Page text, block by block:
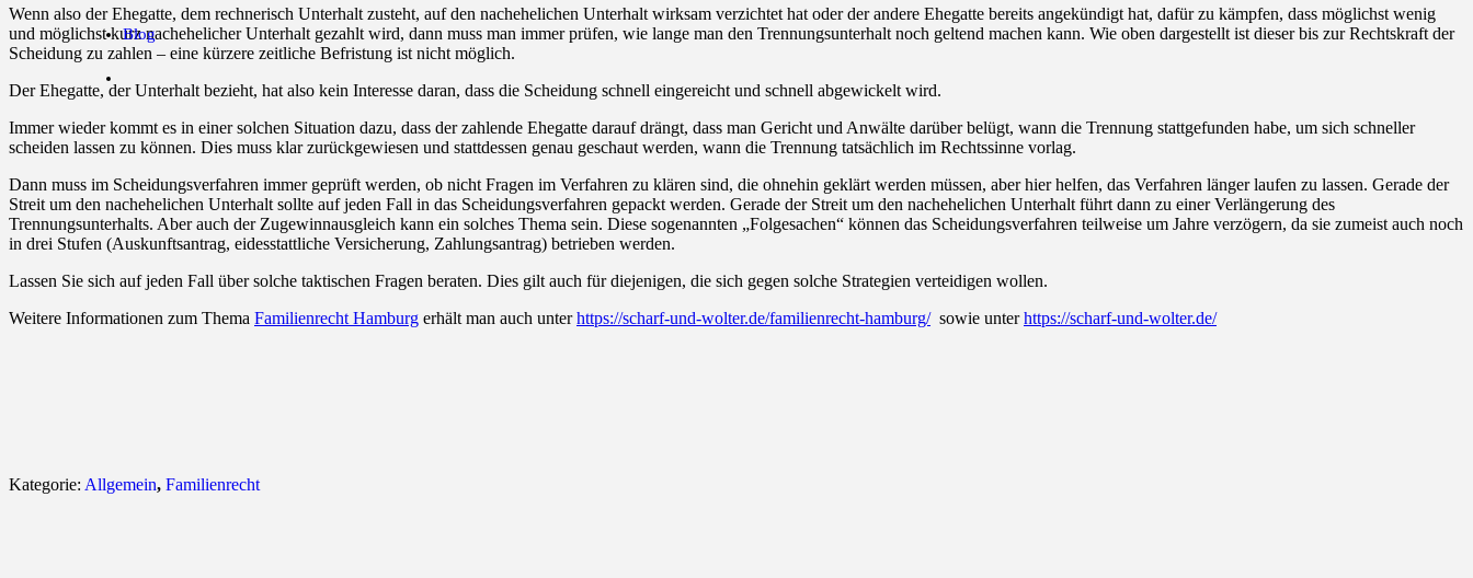
Blog
Wenn also der Ehegatte, dem rechnerisch Unterhalt zusteht, auf den nachehelichen Unterhalt wirksam verzichtet hat oder der andere Ehegatte bereits angekündigt hat, dafür zu kämpfen, dass möglichst wenig
und möglichst kurz nachehelicher Unterhalt gezahlt wird, dann muss man immer prüfen, wie lange man den Trennungsunterhalt noch geltend machen kann. Wie oben dargestellt ist dieser bis zur Rechtskraft der
Scheidung zu zahlen – eine kürzere zeitliche Befristung ist nicht möglich.
Der Ehegatte, der Unterhalt bezieht, hat also kein Interesse daran, dass die Scheidung schnell eingereicht und schnell abgewickelt wird.
Immer wieder kommt es in einer solchen Situation dazu, dass der zahlende Ehegatte darauf drängt, dass man Gericht und Anwälte darüber belügt, wann die Trennung stattgefunden habe, um sich schneller
scheiden lassen zu können. Dies muss klar zurückgewiesen und stattdessen genau geschaut werden, wann die Trennung tatsächlich im Rechtssinne vorlag.
Dann muss im Scheidungsverfahren immer geprüft werden, ob nicht Fragen im Verfahren zu klären sind, die ohnehin geklärt werden müssen, aber hier helfen, das Verfahren länger laufen zu lassen. Gerade der
Streit um den nachehelichen Unterhalt sollte auf jeden Fall in das Scheidungsverfahren gepackt werden. Gerade der Streit um den nachehelichen Unterhalt führt dann zu einer Verlängerung des
Trennungsunterhalts. Aber auch der Zugewinnausgleich kann ein solches Thema sein. Diese sogenannten „Folgesachen“ können das Scheidungsverfahren teilweise um Jahre verzögern, da sie zumeist auch noch
in drei Stufen (Auskunftsantrag, eidesstattliche Versicherung, Zahlungsantrag) betrieben werden.
Lassen Sie sich auf jeden Fall über solche taktischen Fragen beraten. Dies gilt auch für diejenigen, die sich gegen solche Strategien verteidigen wollen.
Weitere Informationen zum Thema Familienrecht Hamburg erhält man auch unterhttps://scharf-und-wolter.de/familienrecht-hamburg/sowie unterhttps://scharf-und-wolter.de/
Kategorie: Allgemein, Familienrecht